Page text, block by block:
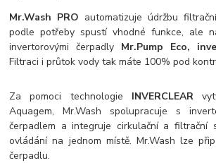
Mr.Wash PRO automatizuje údržbu
podle potřeby spustí vhodné funkce, ale
invertorovými čerpadly Mr.Pump Eco,
Filtraci i průtok vody tak máte 100% pod
Za pomoci technologie INVERCLEAR
Aquagem, Mr.Wash spolupracuje s
čerpadlem a integruje cirkulační a filtrační
ovládání na jednom místě. Mr.Wash lze
čerpadlu.